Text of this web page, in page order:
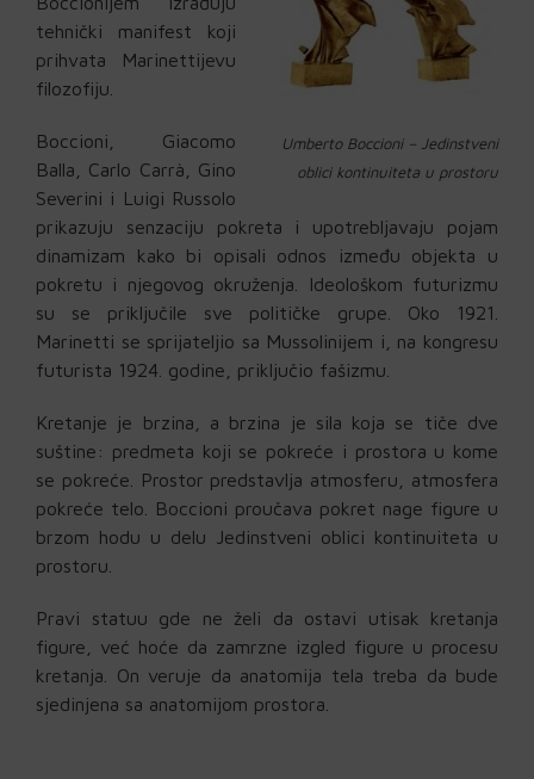
Umberto Boccioni – Jedinstveni
oblici kontinuiteta u prostoru
tehnički manifest koji
prihvata Marinettijevu
filozofiju.
Boccioni, Giacomo
Balla, Carlo Carrà, Gino
Severini i Luigi Russolo
prikazuju senzaciju pokreta i upotrebljavaju pojam
dinamizam kako bi opisali odnos između objekta u
pokretu i njegovog okruženja. Ideološkom futurizmu
su se priključile sve političke grupe. Oko 1921.
Marinetti se sprijateljio sa Mussolinijem i, na kongresu
futurista 1924. godine, priključio fašizmu.
Kretanje je brzina, a brzina je sila koja se tiče dve
suštine: predmeta koji se pokreće i prostora u kome
se pokreće. Prostor predstavlja atmosferu, atmosfera
pokreće telo. Boccioni proučava pokret nage figure u
brzom hodu u delu Jedinstveni oblici kontinuiteta u
prostoru.
Pravi statuu gde ne želi da ostavi utisak kretanja
figure, već hoće da zamrzne izgled figure u procesu
kretanja. On veruje da anatomija tela treba da bude
sjedinjena sa anatomijom prostora.